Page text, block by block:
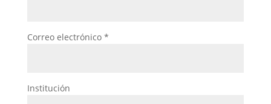
Correo electrónico *
Institución